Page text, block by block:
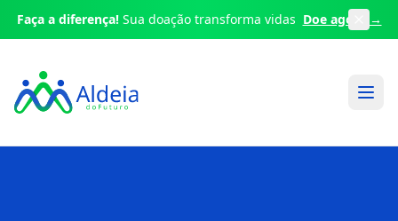
Faça a diferença!Sua doação transforma vidas Doe agora →